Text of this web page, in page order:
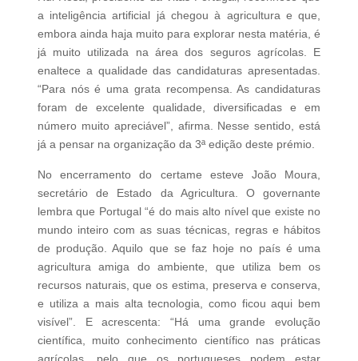
a inteligência artificial já chegou à agricultura e que,
embora ainda haja muito para explorar nesta matéria, é
já muito utilizada na área dos seguros agrícolas. E
enaltece a qualidade das candidaturas apresentadas.
“Para nós é uma grata recompensa. As candidaturas
foram de excelente qualidade, diversificadas e em
número muito apreciável”, afirma. Nesse sentido, está
já a pensar na organização da 3ª edição deste prémio.
No encerramento do certame esteve João Moura,
secretário de Estado da Agricultura. O governante
lembra que Portugal “é do mais alto nível que existe no
mundo inteiro com as suas técnicas, regras e hábitos
de produção. Aquilo que se faz hoje no país é uma
agricultura amiga do am­biente, que utiliza bem os
recursos naturais, que os estima, preserva e conserva,
e utiliza a mais alta tecnologia, como ficou aqui bem
visível”. E acrescenta: “Há uma grande evolução
científica, muito conhecimento científico nas práticas
agrícolas, pelo que os portugueses podem estar